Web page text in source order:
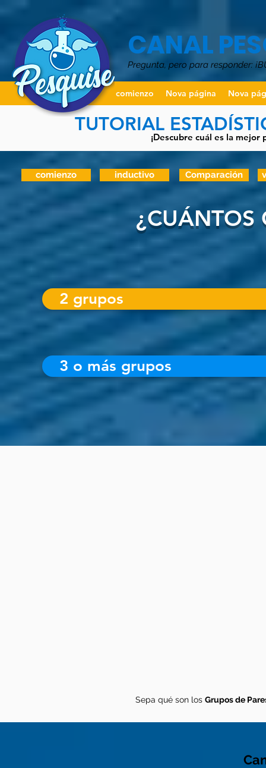
CANAL
Pregunta, pero para responder:
comienzo Nova página Nova
TUTORIAL
¡Descubre cuál es la
comienzo inductivo Comparación
¿CUÁNTOS
3 o más grupos
2 grupos
Sepa qué son los Grupos de